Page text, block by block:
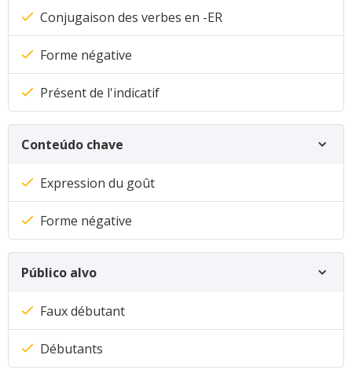
Conjugaison des verbes en -ER
Forme négative
Présent de l'indicatif
Conteúdo chave
Expression du goût
Forme négative
Público alvo
Faux débutant
Débutants